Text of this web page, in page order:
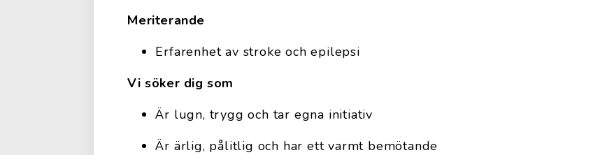
Meriterande
Erfarenhet av stroke och epilepsi
Vi söker dig som
Är lugn, trygg och tar egna initiativ
Är ärlig, pålitlig och har ett varmt bemötande